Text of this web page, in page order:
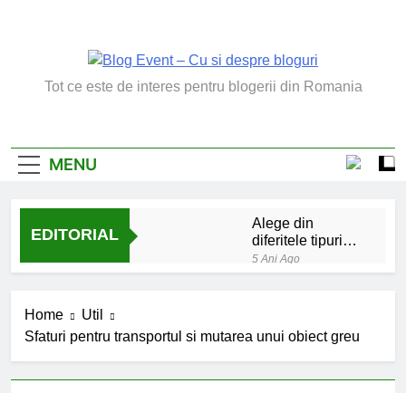
Blog Event – Cu Si
Tot ce este de interes pentru blogerii din Romania
MENU
EDITORIAL
Alege din
diferitele tipuri
de bratara de
argint
5 Ani Ago
invatate de la copilul
meu
Home
Util
Sfaturi pentru transportul si mutarea unui obiect greu